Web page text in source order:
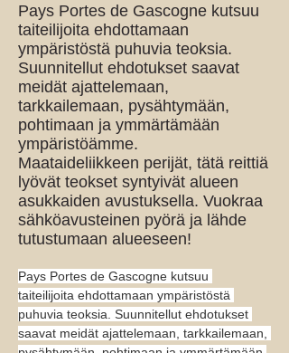
Pays Portes de Gascogne kutsuu
taiteilijoita ehdottamaan
ympäristöstä puhuvia teoksia.
Suunnitellut ehdotukset saavat
meidät ajattelemaan,
tarkkailemaan, pysähtymään,
pohtimaan ja ymmärtämään
ympäristöämme.
Maataideliikkeen perijät, tätä reittiä
lyövät teokset syntyivät alueen
asukkaiden avustuksella. Vuokraa
sähköavusteinen pyörä ja lähde
tutustumaan alueeseen!
Pays Portes de Gascogne kutsuu
taiteilijoita ehdottamaan ympäristöstä
puhuvia teoksia. Suunnitellut ehdotukset
saavat meidät ajattelemaan, tarkkailemaan,